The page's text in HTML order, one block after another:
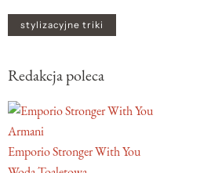
stylizacyjne triki
Redakcja poleca
Armani
Emporio Stronger With You